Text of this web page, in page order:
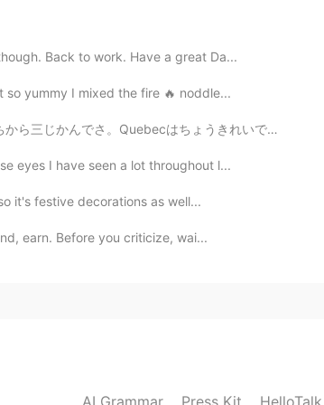
2021.07.06 16:31
Back to work. Have a great Da...
so yummy I mixed the fire 🔥 noddle...
。たくさんひとがいました。Museumにいきました、Fridaのはくらんかいが...
eyes I have seen a lot throughout l...
it's festive decorations as well...
earn. Before you criticize, wai...
AI Grammar Press Kit